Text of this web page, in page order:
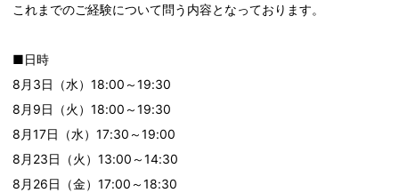
これまでのご経験について問う内容となっております。
■日時
8月3日（水）18:00～19:30
8月9日（火）18:00～19:30
8月17日（水）17:30～19:00
8月23日（火）13:00～14:30
8月26日（金）17:00～18:30